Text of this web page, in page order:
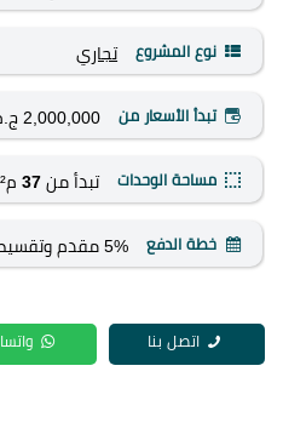
نوع المشروع تجاري
تبدأ الأسعار من 2,000,000 ج.م
مساحة الوحدات تبدأ من 37م²
خطة الدفع 5% مقدم وتقسيط حتي 8 سنوات
اتصل بنا